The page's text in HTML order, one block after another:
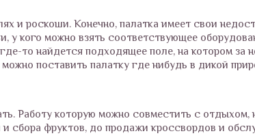
и роскоши. Конечно, палатка имеет свои
у кого можно взять соответствующее
то найдется подходящее поле, на котором за
поставить палатку где нибудь в дикой
Работу которую можно совместить с отдыхом,
сбора фруктов, до продажи кроссвордов и